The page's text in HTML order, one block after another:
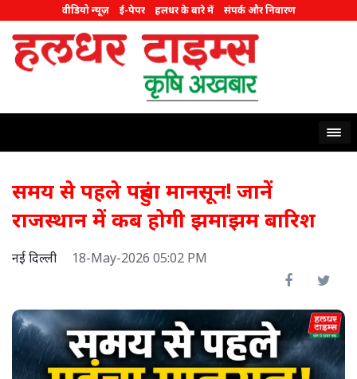
वीडियो न्यूज़ ई-पेपर हलधर के बारे में संपर्क और निवारण
समय से पहले पहुंचा मानसून! जानें
राजस्थान में कब होगी झमाझम बारिश
नई दिल्ली 18-May-2026 05:02 PM